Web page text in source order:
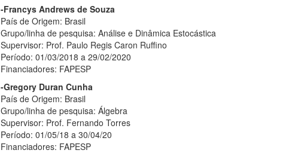
-Francys Andrews de Souza
País de Origem: Brasil
Grupo/linha de pesquisa: Análise e Dinâmica Estocástica
Supervisor: Prof. Paulo Regis Caron Ruffino
Período: 01/03/2018 a 29/02/2020
Financiadores: FAPESP
-Gregory Duran Cunha
País de Origem: Brasil
Grupo/linha de pesquisa: Álgebra
Supervisor: Prof. Fernando Torres
Período: 01/05/18 a 30/04/20
Financiadores: FAPESP